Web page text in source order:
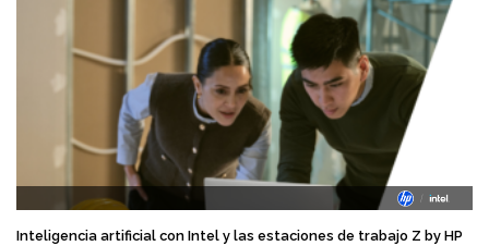
Inteligencia artificial con Intel y las estaciones de trabajo Z by HP